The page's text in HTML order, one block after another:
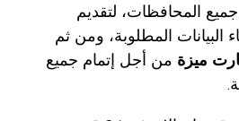
المحافظات، لتقديم
البيانات المطلوبة، ومن ثم
ميزة من أجل إتمام جميع